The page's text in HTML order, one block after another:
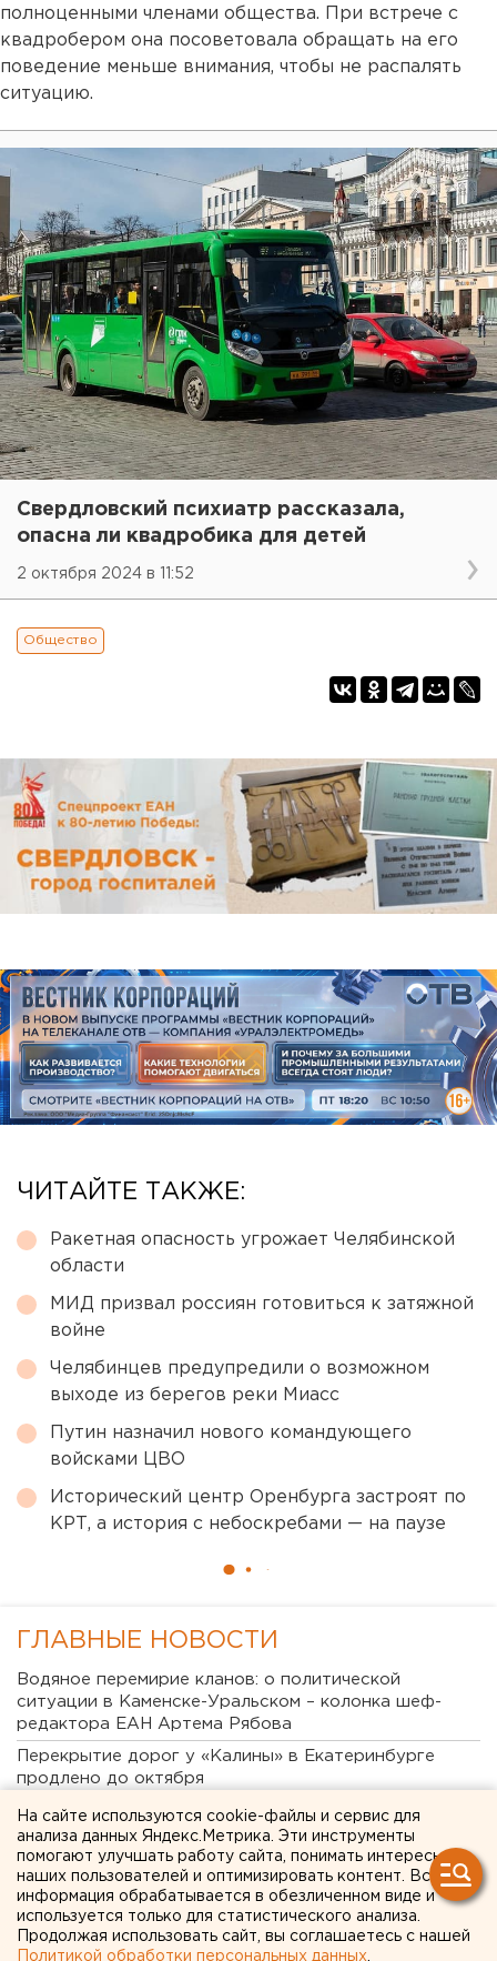
полноценными членами общества. При встрече с
квадробером она посоветовала обращать на его
поведение меньше внимания, чтобы не распалять
ситуацию.
Свердловский психиатр рассказала,
опасна ли квадробика для детей
2 октября 2024 в 11:52
Общество
ЧИТАЙТЕ ТАКЖЕ:
Ракетная опасность угрожает Челябинской
области
МИД призвал россиян готовиться к затяжной
войне
Челябинцев предупредили о возможном
выходе из берегов реки Миасс
Путин назначил нового командующего
войсками ЦВО
Исторический центр Оренбурга застроят по
КРТ, а история с небоскребами — на паузе
ГЛАВНЫЕ НОВОСТИ
Водяное перемирие кланов: о политической
ситуации в Каменске-Уральском – колонка шеф-
редактора ЕАН Артема Рябова
Перекрытие дорог у «Калины» в Екатеринбурге
продлено до октября
«Люди скорее останутся дома»: свердловские
политологи - о явке на выборах в Госдуму
Почему украинские БПЛА атакуют УрФО по утрам
«Основа уюта сотен тысяч домов»: на
екатеринбургском Заводе керамических изделий
наградили лучших сотрудников
На сайте используются cookie-файлы и сервис для
анализа данных Яндекс.Метрика. Эти инструменты
помогают улучшать работу сайта, понимать интересы
наших пользователей и оптимизировать контент. Вся
информация обрабатывается в обезличенном виде и
используется только для статистического анализа.
Продолжая использовать сайт, вы соглашаетесь с нашей
Политикой обработки персональных данных